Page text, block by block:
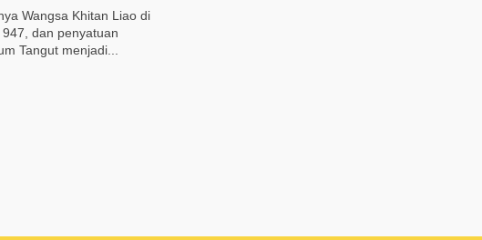
Wangsa Khitan Liao di
dan penyatuan
Tangut menjadi...